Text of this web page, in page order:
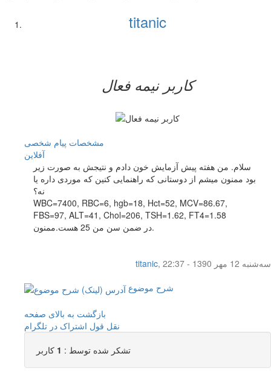
titanic
کاربر نيمه فعال
مشخصات پیام شخصی
آفلاين
سلام. من هفته پیش آزمایش خون دادم و نتیجش به صورت زیر
بود ممنون میشم از دوستانی که راهنمایی کنین که موردی داره یا
نه؟
WBC=7400, RBC=6, hgb=18, Hct=52, MCV=86.67,
FBS=97, ALT=41, Chol=206, TSH=1.62, FT4=1.58
در ضمن سن من 25 هست.ممنون.
titanic,
سه‌شنبه 12 مهر 1390 - 22:37
شرح موضوع
بازگشت به بالای صفحه
نقل قول اشتراک در تلگرام
تشکر شده توسط : 1 کاربر